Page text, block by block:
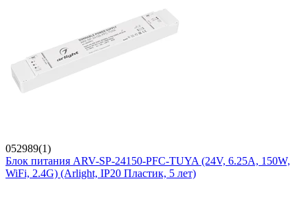
052989(1)
Блок питания ARV-SP-24150-PFC-TUYA (24V, 6.25A, 150W,
WiFi, 2.4G) (Arlight, IP20 Пластик, 5 лет)